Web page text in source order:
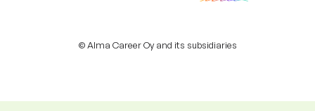
© Alma Career Oy and its subsidiaries